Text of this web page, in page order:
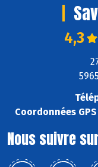
4,3
Coordonnées GPS
Nous suivre